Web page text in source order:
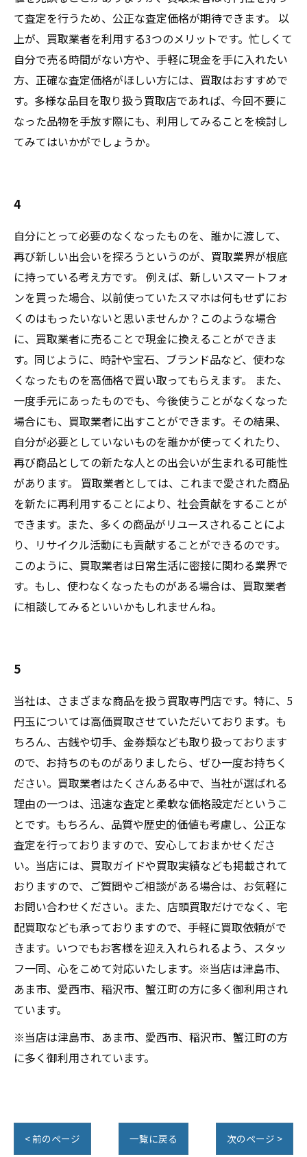
て査定を行うため、公正な査定価格が期待できます。 以
上が、買取業者を利用する3つのメリットです。忙しくて
自分で売る時間がない方や、手軽に現金を手に入れたい
方、正確な査定価格がほしい方には、買取はおすすめで
す。多様な品目を取り扱う買取店であれば、今回不要に
なった品物を手放す際にも、利用してみることを検討し
てみてはいかがでしょうか。
4
自分にとって必要のなくなったものを、誰かに渡して、
再び新しい出会いを探ろうというのが、買取業界が根底
に持っている考え方です。 例えば、新しいスマートフォ
ンを買った場合、以前使っていたスマホは何もせずにお
くのはもったいないと思いませんか？このような場合
に、買取業者に売ることで現金に換えることができま
す。同じように、時計や宝石、ブランド品など、使わな
くなったものを高価格で買い取ってもらえます。 また、
一度手元にあったものでも、今後使うことがなくなった
場合にも、買取業者に出すことができます。その結果、
自分が必要としていないものを誰かが使ってくれたり、
再び商品としての新たな人との出会いが生まれる可能性
があります。 買取業者としては、これまで愛された商品
を新たに再利用することにより、社会貢献をすることが
できます。また、多くの商品がリユースされることによ
り、リサイクル活動にも貢献することができるのです。
このように、買取業者は日常生活に密接に関わる業界で
す。もし、使わなくなったものがある場合は、買取業者
に相談してみるといいかもしれませんね。
5
当社は、さまざまな商品を扱う買取専門店です。特に、5
円玉については高価買取させていただいております。も
ちろん、古銭や切手、金券類なども取り扱っております
ので、お持ちのものがありましたら、ぜひ一度お持ちく
ださい。買取業者はたくさんある中で、当社が選ばれる
理由の一つは、迅速な査定と柔軟な価格設定だというこ
とです。もちろん、品質や歴史的価値も考慮し、公正な
査定を行っておりますので、安心しておまかせくださ
い。当店には、買取ガイドや買取実績なども掲載されて
おりますので、ご質問やご相談がある場合は、お気軽に
お問い合わせください。また、店頭買取だけでなく、宅
配買取なども承っておりますので、手軽に買取依頼がで
きます。いつでもお客様を迎え入れられるよう、スタッ
フ一同、心をこめて対応いたします。※当店は津島市、
あま市、愛西市、稲沢市、蟹江町の方に多く御利用され
ています。
※当店は津島市、あま市、愛西市、稲沢市、蟹江町の方
に多く御利用されています。
< 前のページ 一覧に戻る 次のページ >